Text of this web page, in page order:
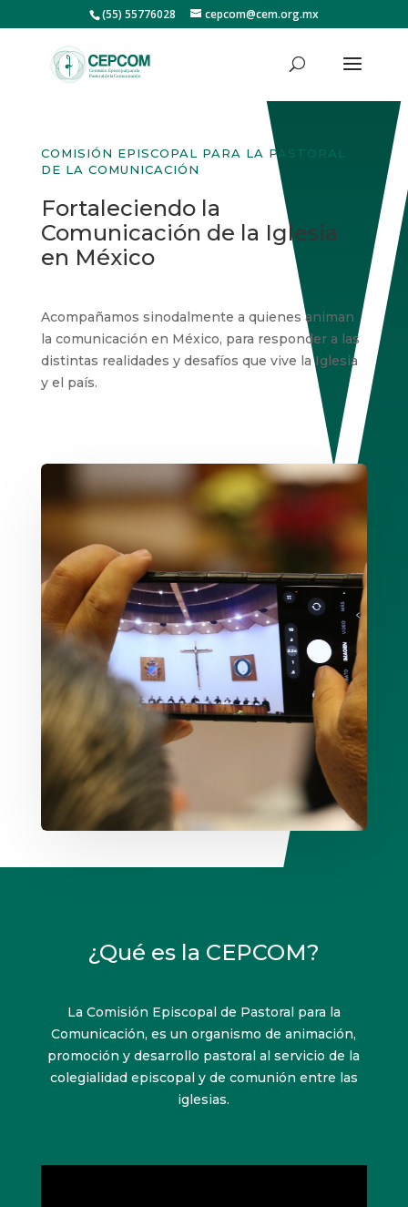
(55) 55776028 cepcom@cem.org.mx
COMISIÓN EPISCOPAL PARA LA PASTORAL
DE LA COMUNICACIÓN
Fortaleciendo la
Comunicación de la Iglesia
en México
Acompañamos sinodalmente a quienes animan
la comunicación en México, para responder a las
distintas realidades у desafíos que vive la Iglesia
y el país.
¿Qué es la CEPCOM?
La Comisión Episcopal de Pastoral para la
Comunicación, es un organismo de animación,
promoción y desarrollo pastoral al servicio de la
colegialidad episcopal y de comunión entre las
iglesias.